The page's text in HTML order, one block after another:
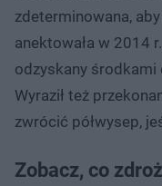
zdeterminowana,
anektowała w 2014
odzyskany
Wyraził też
zwrócić półwysep,
Zobacz, co